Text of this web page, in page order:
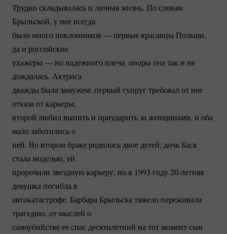
Трудно складывалась и личная жизнь. По словам
Брыльской, у нее всегда
было много поклонников — первые красавцы Польши,
да и российские
ухажеры — но надежного плеча, опоры она так и не
дождалась. Актриса
дважды была замужем: первый супруг требовал от нее
отказа от карьеры,
второй любил выпить и приударить за женщинами, и оба
мало заботились о
ней. Во втором браке родилось двое детей; дочь Бася
стала моделью, ей
пророчили звездную карьеру, но в 1993 году20-летняя
девушка погибла в
автокатастрофе. Барбара Брыльска тяжело переживала
трагедию, от мыслей о
самоубийстве ее спас десятилетний на тот момент сын